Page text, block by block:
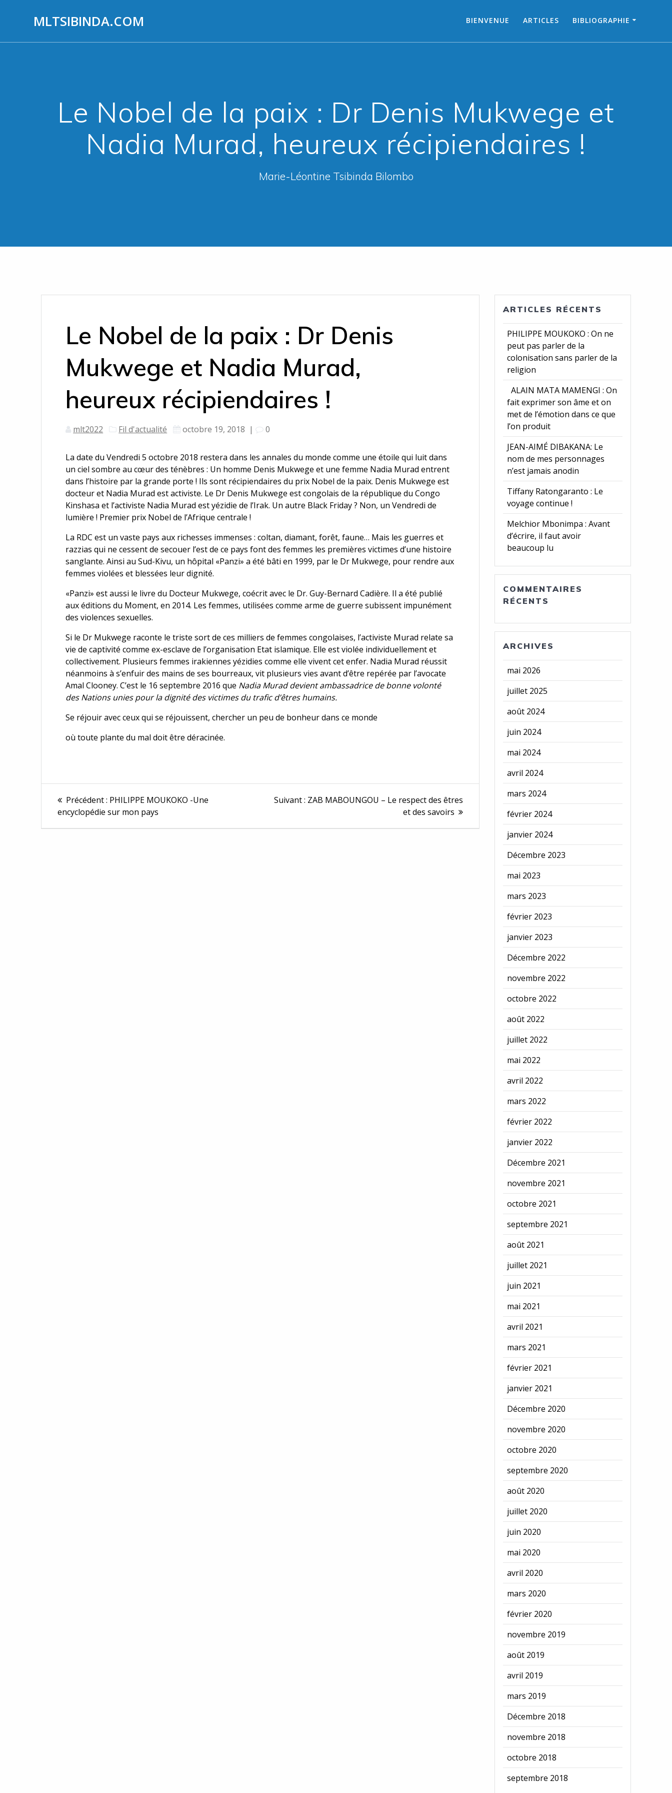
MLTSIBINDA.COM BIENVENUE ARTICLES BIBLIOGRAPHIE
Le Nobel de la paix : Dr Denis Mukwege et
Nadia Murad, heureux récipiendaires !
Marie-Léontine Tsibinda Bilombo
Le Nobel de la paix : Dr Denis
Mukwege et Nadia Murad,
heureux récipiendaires !
mlt2022 Fil d'actualité octobre 19, 2018 | 0
La date du Vendredi 5 octobre 2018 restera dans les annales du monde comme une étoile qui luit dans
un ciel sombre au cœur des ténèbres : Un homme Denis Mukwege et une femme Nadia Murad entrent
dans l’histoire par la grande porte ! Ils sont récipiendaires du prix Nobel de la paix. Denis Mukwege est
docteur et Nadia Murad est activiste. Le Dr Denis Mukwege est congolais de la république du Congo
Kinshasa et l’activiste Nadia Murad est yézidie de l’Irak. Un autre Black Friday ? Non, un Vendredi de
lumière ! Premier prix Nobel de l’Afrique centrale !
La RDC est un vaste pays aux richesses immenses : coltan, diamant, forêt, faune… Mais les guerres et
razzias qui ne cessent de secouer l’est de ce pays font des femmes les premières victimes d’une histoire
sanglante. Ainsi au Sud-Kivu, un hôpital «Panzi» a été bâti en 1999, par le Dr Mukwege, pour rendre aux
femmes violées et blessées leur dignité.
«Panzi» est aussi le livre du Docteur Mukwege, coécrit avec le Dr. Guy-Bernard Cadière. Il a été publié
aux éditions du Moment, en 2014. Les femmes, utilisées comme arme de guerre subissent impunément
des violences sexuelles.
Si le Dr Mukwege raconte le triste sort de ces milliers de femmes congolaises, l’activiste Murad relate sa
vie de captivité comme ex-esclave de l’organisation Etat islamique. Elle est violée individuellement et
collectivement. Plusieurs femmes irakiennes yézidies comme elle vivent cet enfer. Nadia Murad réussit
néanmoins à s’enfuir des mains de ses bourreaux, vit plusieurs vies avant d’être repérée par l’avocate
Amal Clooney. C’est le 16 septembre 2016 que Nadia Murad devient ambassadrice de bonne volonté
des Nations unies pour la dignité des victimes du trafic d’êtres humains.
Se réjouir avec ceux qui se réjouissent, chercher un peu de bonheur dans ce monde
où toute plante du mal doit être déracinée.
Navigation
de
Précédent : Article
précédent :
PHILIPPE MOUKOKO -Une
encyclopédie sur mon pays
Suivant : Article
ZAB MABOUNGOU – Le respect des êtres
et des savoirs
ARTICLES RÉCENTS
PHILIPPE MOUKOKO : On ne
peut pas parler de la
colonisation sans parler de la
religion
ALAIN MATA MAMENGI : On
fait exprimer son âme et on
met de l’émotion dans ce que
l’on produit
JEAN-AIMÉ DIBAKANA: Le
nom de mes personnages
n’est jamais anodin
Tiffany Ratongaranto : Le
voyage continue !
Melchior Mbonimpa : Avant
d’écrire, il faut avoir
beaucoup lu
COMMENTAIRES
RÉCENTS
ARCHIVES
mai 2026
juillet 2025
août 2024
juin 2024
mai 2024
avril 2024
mars 2024
février 2024
janvier 2024
Décembre 2023
mai 2023
mars 2023
février 2023
janvier 2023
Décembre 2022
novembre 2022
octobre 2022
août 2022
juillet 2022
mai 2022
avril 2022
mars 2022
février 2022
janvier 2022
Décembre 2021
novembre 2021
octobre 2021
septembre 2021
août 2021
juillet 2021
juin 2021
mai 2021
avril 2021
mars 2021
février 2021
janvier 2021
Décembre 2020
novembre 2020
octobre 2020
septembre 2020
août 2020
juillet 2020
juin 2020
mai 2020
avril 2020
mars 2020
février 2020
novembre 2019
août 2019
avril 2019
mars 2019
Décembre 2018
novembre 2018
octobre 2018
septembre 2018